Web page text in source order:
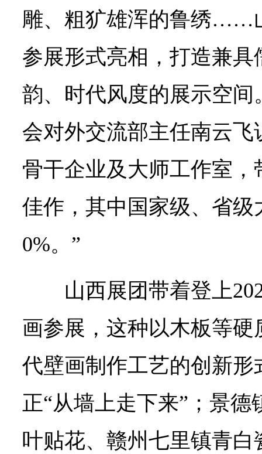
雕、粗犷雄浑的鲁绣……
参展形式亮相，打造兼
韵、时代风度的展示空
会对外交流部主任南云飞
骨干企业及大师工作室，
佳作，其中国家级、省级
0%。”
山西展团带着登上
画参展，这种以木板等
代壁画制作工艺的创新
正“从墙上走下来”；景
叶贴花、赣州七里镇青